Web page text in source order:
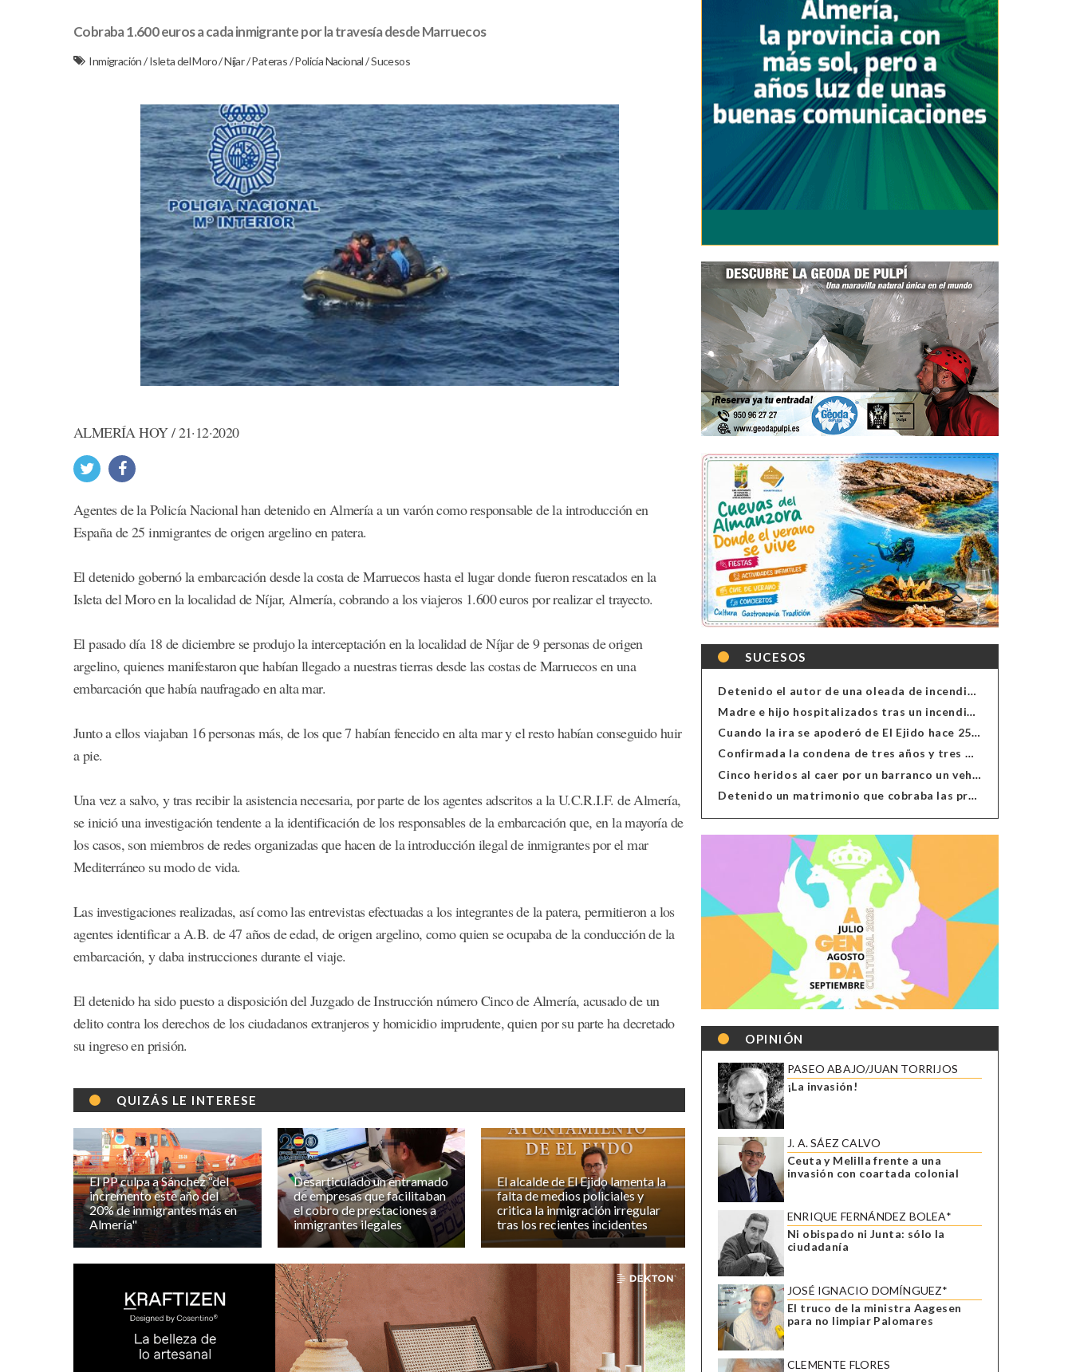
Cobraba 1.600 euros a cada inmigrante por la travesía desde Marruecos
Inmigración/Isleta del Moro/Níjar/Pateras/Policía Nacional/Sucesos
ALMERÍA HOY / 21·12·2020
Agentes de la Policía Nacional han detenido en Almería a un varón como responsable de la introducción en
España de 25 inmigrantes de origen argelino en patera.
El detenido gobernó la embarcación desde la costa de Marruecos hasta el lugar donde fueron rescatados en la
Isleta del Moro en la localidad de Níjar, Almería, cobrando a los viajeros 1.600 euros por realizar el trayecto.
El pasado día 18 de diciembre se produjo la interceptación en la localidad de Níjar de 9 personas de origen
argelino, quienes manifestaron que habían llegado a nuestras tierras desde las costas de Marruecos en una
embarcación que había naufragado en alta mar.
Junto a ellos viajaban 16 personas más, de los que 7 habían fenecido en alta mar y el resto habían conseguido huir
a pie.
Una vez a salvo, y tras recibir la asistencia necesaria, por parte de los agentes adscritos a la U.C.R.I.F. de Almería,
se inició una investigación tendente a la identificación de los responsables de la embarcación que, en la mayoría de
los casos, son miembros de redes organizadas que hacen de la introducción ilegal de inmigrantes por el mar
Mediterráneo su modo de vida.
Las investigaciones realizadas, así como las entrevistas efectuadas a los integrantes de la patera, permitieron a los
agentes identificar a A.B. de 47 años de edad, de origen argelino, como quien se ocupaba de la conducción de la
embarcación, y daba instrucciones durante el viaje.
El detenido ha sido puesto a disposición del Juzgado de Instrucción número Cinco de Almería, acusado de un
delito contra los derechos de los ciudadanos extranjeros y homicidio imprudente, quien por su parte ha decretado
su ingreso en prisión.
QUIZÁS LE INTERESE
El PP culpa a Sánchez “del
incremento este año del
20% de inmigrantes más en
Almería"
Desarticulado un entramado
de empresas que facilitaban
el cobro de prestaciones a
inmigrantes ilegales
El alcalde de El Ejido lamenta la
falta de medios policiales y
critica la inmigración irregular
tras los recientes incidentes
SUCESOS
Detenido el autor de una oleada de incendios de contenedores en Almería
Madre e hijo hospitalizados tras un incendio en la cocina de una vivienda en Almería
Cuando la ira se apoderó de El Ejido hace 25 años
Confirmada la condena de tres años y tres meses al hombre de Antas acusado de xenofobia
Cinco heridos al caer por un barranco un vehículo en Alcolea
Detenido un matrimonio que cobraba las prestaciones de ilegales en Almería, Granada, Málaga, Huelva y Murcia
OPINIÓN
PASEO ABAJO/JUAN TORRIJOS
¡La invasión!
J. A. SÁEZ CALVO
Ceuta y Melilla frente a una
invasión con coartada colonial
ENRIQUE FERNÁNDEZ BOLEA*
Ni obispado ni Junta: sólo la
ciudadanía
JOSÉ IGNACIO DOMÍNGUEZ*
El truco de la ministra Aagesen
para no limpiar Palomares
CLEMENTE FLORES